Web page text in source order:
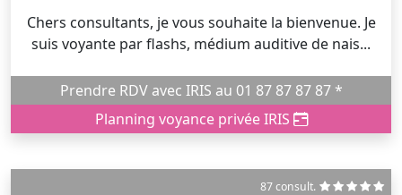
Chers consultants, je vous souhaite la bienvenue. Je
suis voyante par flashs, médium auditive de nais...
Prendre RDV avec IRIS au 01 87 87 87 87 *
Planning voyance privée IRIS
87 consult.